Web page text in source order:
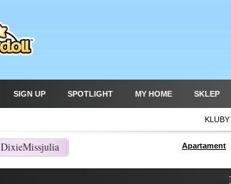
SIGN UP SPOTLIGHT MY HOME SKLEP
KLUBY
DixieMissjulia Apartament